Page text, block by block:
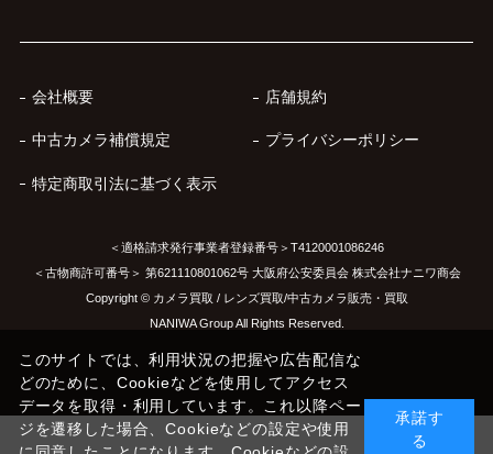
会社概要 店舗規約
中古カメラ補償規定 プライバシーポリシー
特定商取引法に基づく表示
＜適格請求発行事業者登録番号＞T4120001086246
＜古物商許可番号＞ 第621110801062号 大阪府公安委員会 株式会社ナニワ商会
Copyright © カメラ買取 / レンズ買取/中古カメラ販売・買取
NANIWA Group All Rights Reserved.
このサイトでは、利用状況の把握や広告配信な
どのために、Cookieなどを使用してアクセス
データを取得・利用しています。これ以降ペー
ジを遷移した場合、Cookieなどの設定や使用
承諾す
る